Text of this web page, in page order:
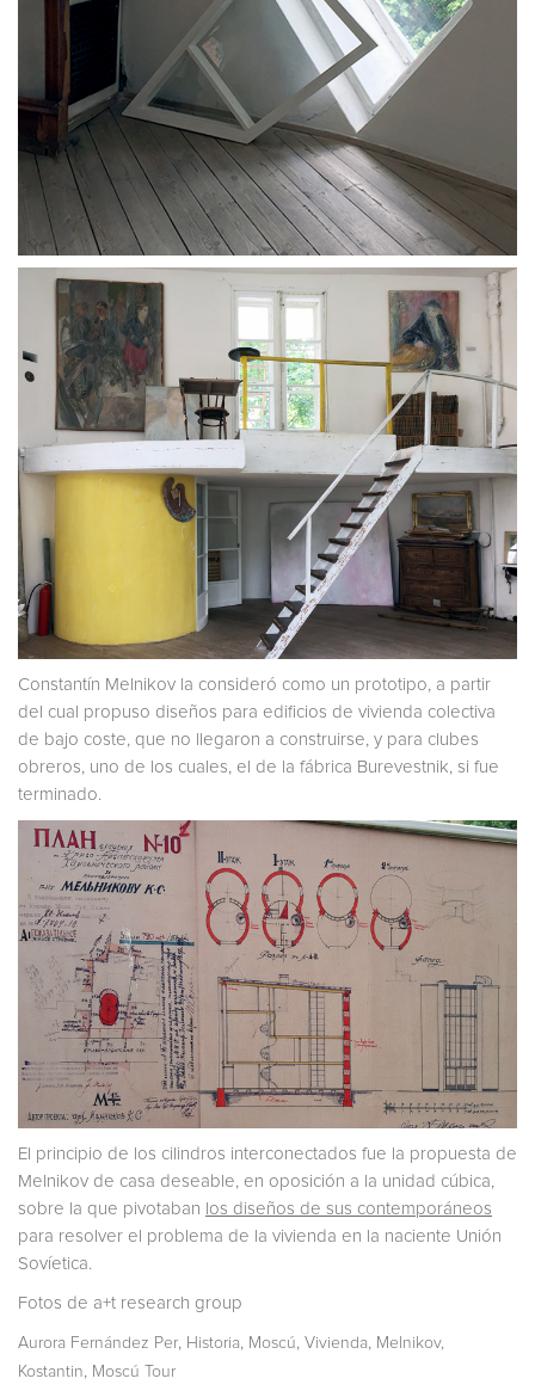
Constantín Melnikov la consideró como un prototipo, a partir
del cual propuso diseños para edificios de vivienda colectiva
de bajo coste, que no llegaron a construirse, y para clubes
obreros, uno de los cuales, el de la fábrica Burevestnik, si fue
terminado.
El principio de los cilindros interconectados fue la propuesta de
Melnikov de casa deseable, en oposición a la unidad cúbica,
sobre la que pivotaban los diseños de sus contemporáneos
para resolver el problema de la vivienda en la naciente Unión
Sovíetica.
Fotos de a+t research group
Aurora Fernández Per Historia Moscú Vivienda
Melnikov,
Kostantin
Moscú Tour